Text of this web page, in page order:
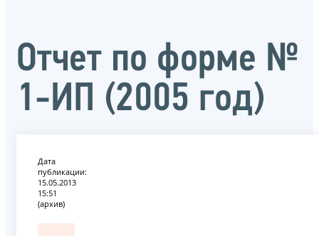
Отчет по форме №
1-ИП (2005 год)
Дата
публикации:
15.05.2013
15:51
(архив)